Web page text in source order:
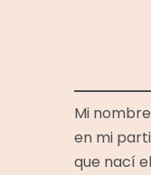
Mi
en mi
que nací